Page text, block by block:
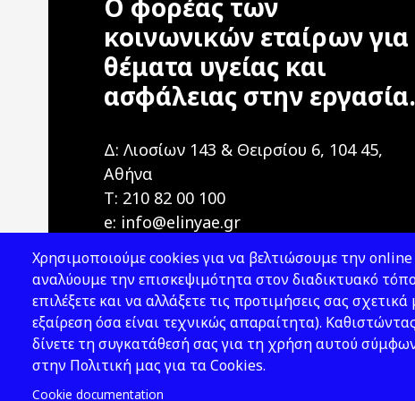
Ο φορέας των
κοινωνικών εταίρων για
θέματα υγείας και
ασφάλειας στην εργασία.
Δ: Λιοσίων 143 & Θειρσίου 6, 104 45,
Αθήνα
T: 210 82 00 100
e: info@elinyae.gr
Χρησιμοποιούμε cookies για να βελτιώσουμε την
αναλύουμε την επισκεψιμότητα στον διαδικτυακό
επιλέξετε και να αλλάξετε τις προτιμήσεις σας
εξαίρεση όσα είναι τεχνικώς απαραίτητα).
δίνετε τη συγκατάθεσή σας για τη χρήση αυτού
στην Πολιτική μας για τα Cookies.
Cookie documentation
2026 © ΕΛ.ΙΝ.Υ.Α.Ε.